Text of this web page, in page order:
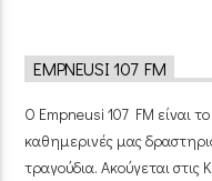
EMPNEUSI 107 FM
Ο Empneusi 107 FM είναι
καθημερινές μας
τραγούδια. Ακούγεται στις